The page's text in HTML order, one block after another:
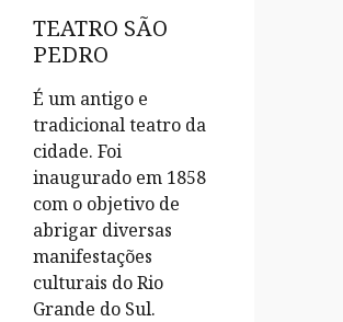
TEATRO SÃO
PEDRO
É um antigo e
tradicional teatro da
cidade. Foi
inaugurado em 1858
com o objetivo de
abrigar diversas
manifestações
culturais do Rio
Grande do Sul.